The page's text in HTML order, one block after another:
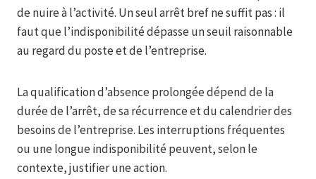
de nuire à l’activité. Un seul arrêt bref ne suffit pas : il
faut que l’indisponibilité dépasse un seuil raisonnable
au regard du poste et de l’entreprise.
La qualification d’absence prolongée dépend de la
durée de l’arrêt, de sa récurrence et du calendrier des
besoins de l’entreprise. Les interruptions fréquentes
ou une longue indisponibilité peuvent, selon le
contexte, justifier une action.